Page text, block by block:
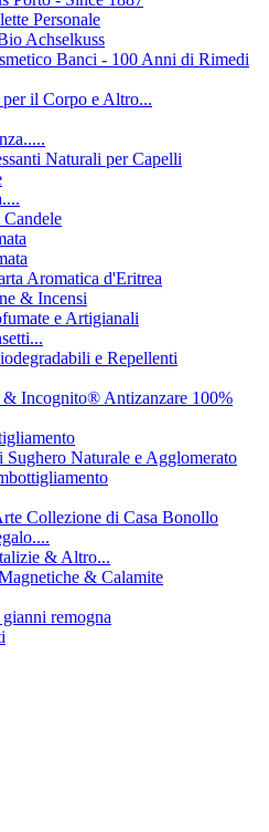
Personale
Achselkuss
Banci - 100 Anni di Rimedi
il Corpo e Altro...
Naturali per Capelli
Aromatica d'Eritrea
& Incensi
e Artigianali
e Repellenti
& Incognito® Antizanzare 100%
Sughero Naturale e Agglomerato
Collezione di Casa Bonollo
& Altro...
& Calamite
remogna